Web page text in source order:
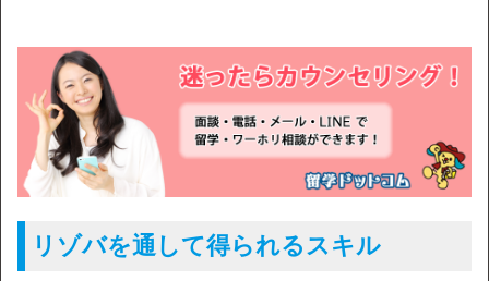
リゾバを通して得られるスキル